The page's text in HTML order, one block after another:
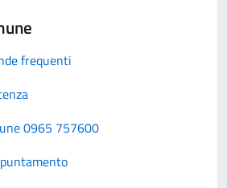
frequenti
0965 757600